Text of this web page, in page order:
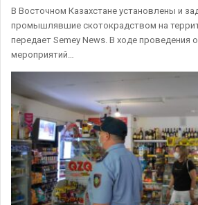
В Восточном Казахстане установлены и
промышлявшие скотокрадством на
передает Semey News. В ходе проведения
мероприятий…